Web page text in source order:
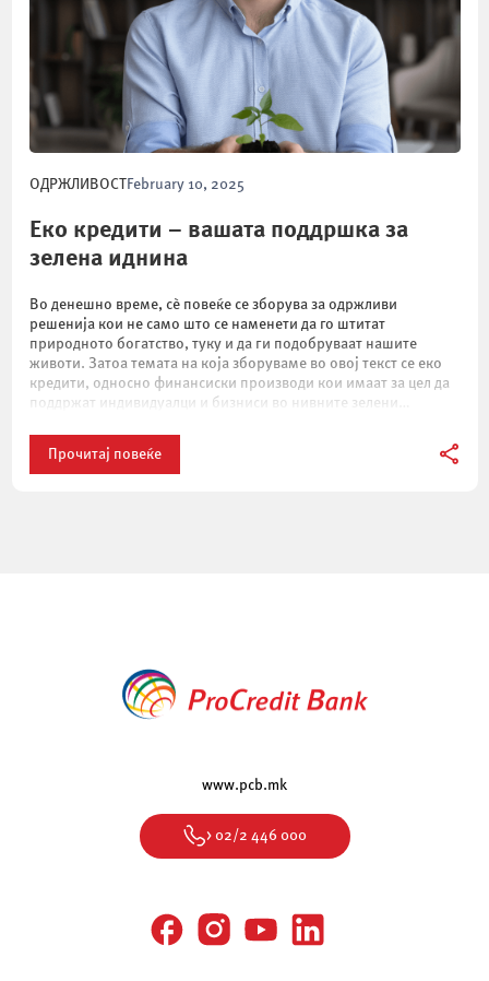
ОДРЖЛИВОСТFebruary 10, 2025
Еко кредити – вашата поддршка за
зелена иднина
Во денешно време, сè повеќе се зборува за одржливи
решенија кои не само што се наменети да го штитат
природното богатство, туку и да ги подобруваат нашите
животи. Затоа темата на која зборуваме во овој текст се еко
кредити, односно финансиски производи кои имаат за цел да
поддржат индивидуалци и бизниси во нивните зелени
Прочитај повеќе
www.pcb.mk
> 02/2 446 000